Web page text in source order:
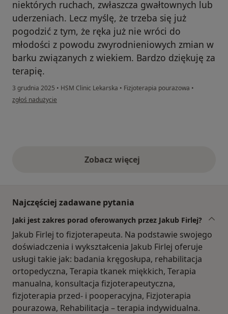
niektórych ruchach, zwłaszcza gwałtownych lub
uderzeniach. Lecz myślę, że trzeba się już
pogodzić z tym, że ręka już nie wróci do
młodości z powodu zwyrodnieniowych zmian w
barku związanych z wiekiem. Bardzo dziękuję za
terapię.
3 grudnia 2025 • HSM Clinic Lekarska • Fizjoterapia pourazowa •
w opinii użytkownika Zbigniew
zgłoś nadużycie
Zobacz więcejopinie powyżej
Najczęściej zadawane pytania
Jaki jest zakres porad oferowanych przez Jakub Firlej?
Jakub Firlej to fizjoterapeuta. Na podstawie swojego
doświadczenia i wykształcenia Jakub Firlej oferuje
usługi takie jak: badania kręgosłupa, rehabilitacja
ortopedyczna, Terapia tkanek miękkich, Terapia
manualna, konsultacja fizjoterapeutyczna,
fizjoterapia przed- i pooperacyjna, Fizjoterapia
pourazowa, Rehabilitacja – terapia indywidualna.